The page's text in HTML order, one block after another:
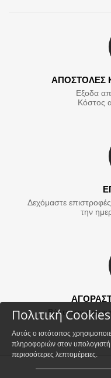
ΑΠΟΣΤΟΛΕΣ
Εξοδα
Κόστος
Δεχόμαστε
την
Βάλτε την
Πολιτική Cookies
Αυτός ο ιστότοπος
πληροφοριών στον υπολογιστή
περισσότερες λεπτομέρειες.